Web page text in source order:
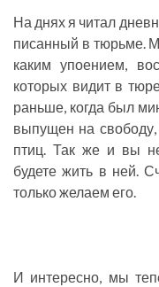
На днях я читал
писанный в тюрьме.
каким упоением,
которых видит в
раньше, когда был
выпущен на
птиц. Так же и вы
будете жить в ней.
только желаем его.
И интересно, мы